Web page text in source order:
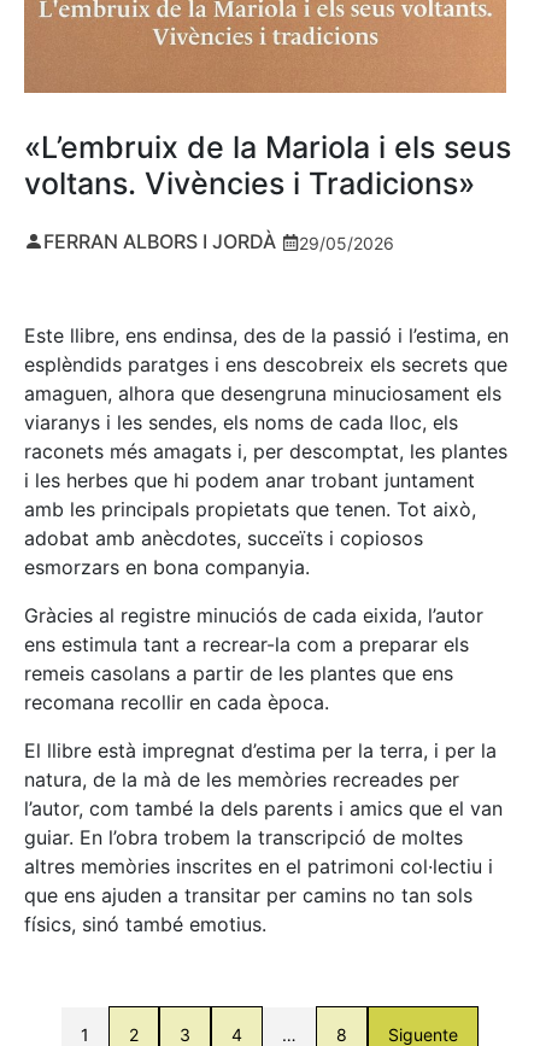
«L’embruix de la Mariola i els seus
voltans. Vivències i Tradicions»
FERRAN ALBORS I JORDÀ 29/05/2026
Este llibre, ens endinsa, des de la passió i l’estima, en
esplèndids paratges i ens descobreix els secrets que
amaguen, alhora que desengruna minuciosament els
viaranys i les sendes, els noms de cada lloc, els
raconets més amagats i, per descomptat, les plantes
i les herbes que hi podem anar trobant juntament
amb les principals propietats que tenen. Tot això,
adobat amb anècdotes, succeïts i copiosos
esmorzars en bona companyia.
Gràcies al registre minuciós de cada eixida, l’autor
ens estimula tant a recrear-la com a preparar els
remeis casolans a partir de les plantes que ens
recomana recollir en cada època.
El llibre està impregnat d’estima per la terra, i per la
natura, de la mà de les memòries recreades per
l’autor, com també la dels parents i amics que el van
guiar. En l’obra trobem la transcripció de moltes
altres memòries inscrites en el patrimoni col·lectiu i
que ens ajuden a transitar per camins no tan sols
físics, sinó també emotius.
1 2 3 4 … 8 Siguente